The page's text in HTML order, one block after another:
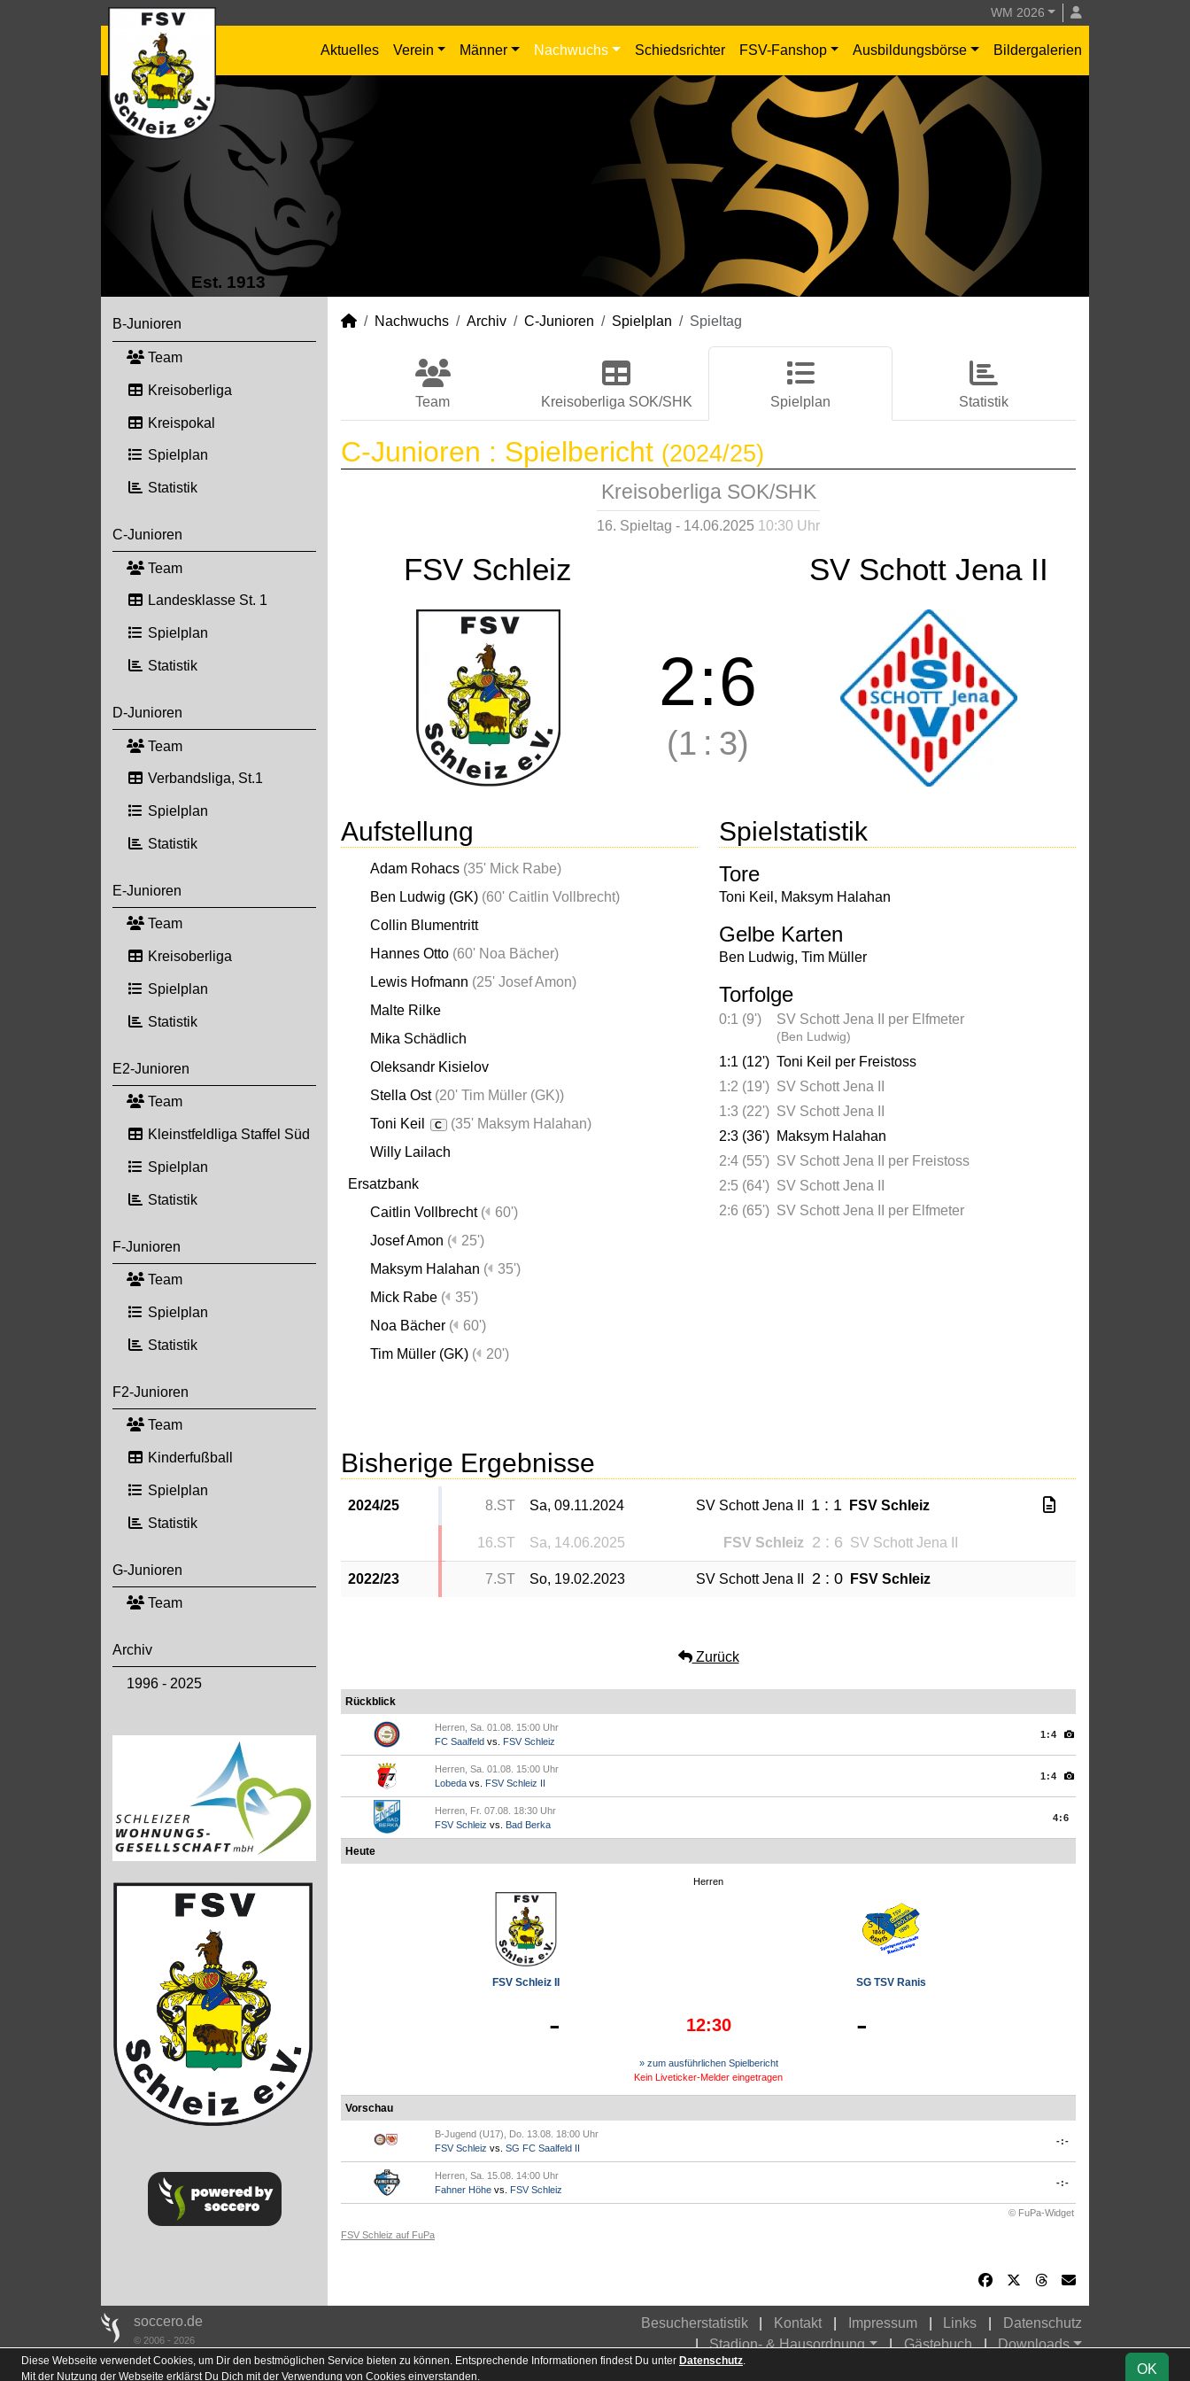
WM 2026
Aktuelles Verein Männer Nachwuchs Schiedsrichter FSV-Fanshop Ausbildungsbörse Bildergalerien
Est. 1913
B-Junioren
Team
Kreisoberliga
Kreispokal
Spielplan
Statistik
C-Junioren
Team
Landesklasse St. 1
Spielplan
Statistik
D-Junioren
Team
Verbandsliga, St.1
Spielplan
Statistik
E-Junioren
Team
Kreisoberliga
Spielplan
Statistik
E2-Junioren
Team
Kleinstfeldliga Staffel Süd
Spielplan
Statistik
F-Junioren
Team
Spielplan
Statistik
F2-Junioren
Team
Kinderfußball
Spielplan
Statistik
G-Junioren
Team
Archiv
1996 - 2025
Nachwuchs Archiv C-Junioren Spielplan Spieltag
Team Kreisoberliga SOK/SHK Spielplan Statistik
C-Junioren : Spielbericht (2024/25)
Kreisoberliga SOK/SHK
16. Spieltag - 14.06.2025 10:30 Uhr
FSV Schleiz SV Schott Jena II
2:6
(1 : 3)
Aufstellung
Adam Rohacs (35' Mick Rabe)
Ben Ludwig (GK) (60' Caitlin Vollbrecht)
Collin Blumentritt
Hannes Otto (60' Noa Bächer)
Lewis Hofmann (25' Josef Amon)
Malte Rilke
Mika Schädlich
Oleksandr Kisielov
Stella Ost (20' Tim Müller (GK))
Toni Keil
C (35' Maksym Halahan)
Willy Lailach
Ersatzbank
Caitlin Vollbrecht (
60')
Josef Amon (
25')
Maksym Halahan (
35')
Mick Rabe (
35')
Noa Bächer (
60')
Tim Müller (GK) ( 20')
Spielstatistik
Tore
Toni Keil , Maksym Halahan
Gelbe Karten
Ben Ludwig, Tim Müller
Torfolge
0:1 (9') SV Schott Jena II per Elfmeter
(Ben Ludwig)
1:1 (12') Toni Keil per Freistoss
1:2 (19') SV Schott Jena II
1:3 (22') SV Schott Jena II
2:3 (36') Maksym Halahan
2:4 (55') SV Schott Jena II per Freistoss
2:5 (64') SV Schott Jena II
2:6 (65') SV Schott Jena II per Elfmeter
Bisherige Ergebnisse
2024/25 8.ST Sa, 09.11.2024 SV Schott Jena II 1 : 1 FSV Schleiz
16.ST Sa, 14.06.2025 FSV Schleiz 2 : 6 SV Schott Jena II
2022/23 7.ST So, 19.02.2023 SV Schott Jena II 2 : 0 FSV Schleiz
Zurück
Rückblick
Herren, Sa. 01.08. 15:00 Uhr
FC Saalfeld vs. FSV Schleiz
1:4
Herren, Sa. 01.08. 15:00 Uhr
Lobeda vs. FSV Schleiz II
1:4
Herren, Fr. 07.08. 18:30 Uhr
FSV Schleiz vs. Bad Berka
4:6
Heute
Herren
FSV Schleiz II SG TSV Ranis
- 12:30 -
» zum ausführlichen Spielbericht
Kein Liveticker-Melder eingetragen
Vorschau
B-Jugend (U17), Do. 13.08. 18:00 Uhr
FSV Schleiz vs. SG FC Saalfeld II
-:-
Herren, Sa. 15.08. 14:00 Uhr
Fahner Höhe vs. FSV Schleiz
-:-
© FuPa-Widget
FSV Schleiz auf FuPa
soccero.de
© 2006 - 2026
Besucherstatistik Kontakt Impressum Links
Datenschutz
Stadion- & Hausordnung
Gästebuch
Downloads
OK
Diese Webseite verwendet Cookies, um Dir den bestmöglichen Service bieten zu können. Entsprechende Informationen findest Du unter Datenschutz.
Mit der Nutzung der Webseite erklärst Du Dich mit der Verwendung von Cookies einverstanden.